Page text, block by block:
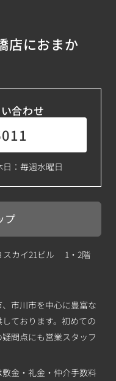
店におまか
合わせ
日：毎週水曜日
プ
スカイ21ビル 1・2階
市川市を中心に豊富な
ております。初めての
問点にも営業スタッフ
金・礼金・仲介手数料